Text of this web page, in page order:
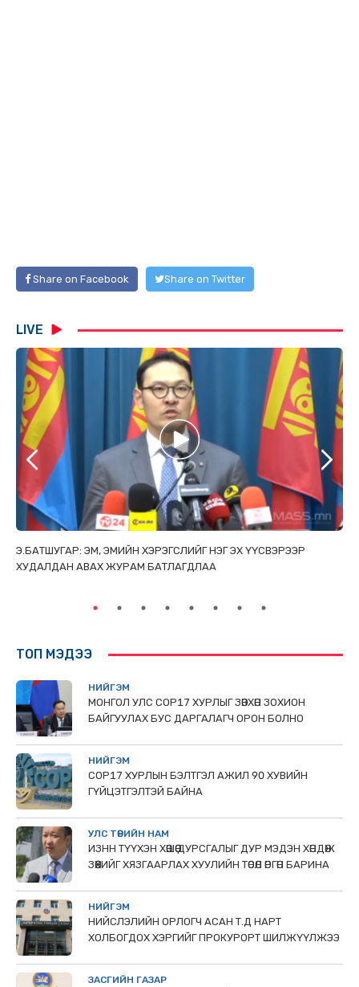
Share on Facebook Share on Twitter
LIVE
Э.БАТШУГАР: ЭМ, ЭМИЙН ХЭРЭГСЛИЙГ НЭГ ЭХ ҮҮСВЭРЭЭР
ХУДАЛДАН АВАХ ЖУРАМ БАТЛАГДЛАА
ТОП МЭДЭЭ
НИЙГЭМ
МОНГОЛ УЛС СОР17 ХУРЛЫГ ЗӨВХӨН ЗОХИОН
БАЙГУУЛАХ БУС ДАРГАЛАГЧ ОРОН БОЛНО
НИЙГЭМ
COP17 ХУРЛЫН БЭЛТГЭЛ АЖИЛ 90 ХУВИЙН
ГҮЙЦЭТГЭЛТЭЙ БАЙНА
УЛС ТӨРИЙН НАМ
ИЗНН ТҮҮХЭН ХӨШӨӨ ДУРСГАЛЫГ ДУР МЭДЭН ХӨНДӨЖ
ЗӨӨХИЙГ ХЯЗГААРЛАХ ХУУЛИЙН ТӨСӨЛ ӨРГӨН БАРИНА
НИЙГЭМ
НИЙСЛЭЛИЙН ОРЛОГЧ АСАН Т.Д НАРТ
ХОЛБОГДОХ ХЭРГИЙГ ПРОКУРОРТ ШИЛЖҮҮЛЖЭЭ
ЗАСГИЙН ГАЗАР